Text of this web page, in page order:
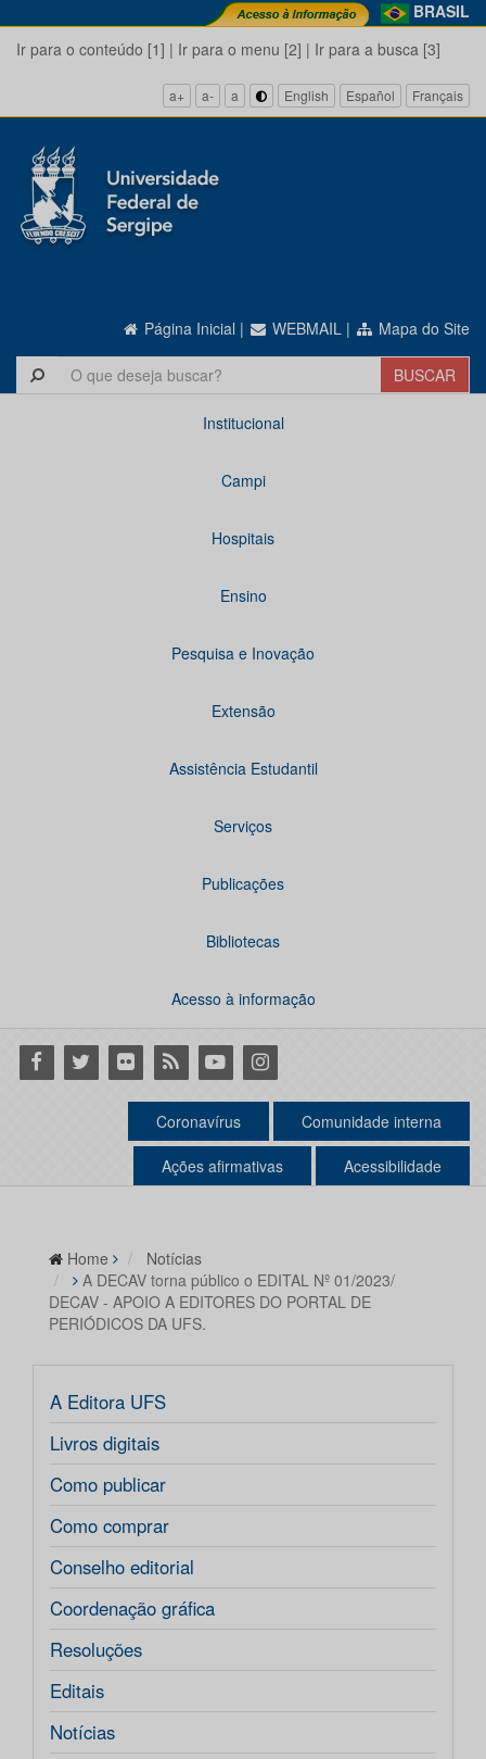
BRASIL
Ir para o conteúdo [1] | Ir para o menu [2] | Ir para a busca [3]
a+ a- a English Español Français
Página Inicial | WEBMAIL | Mapa do Site
Institucional
Campi
Hospitais
Ensino
Pesquisa e Inovação
Extensão
Assistência Estudantil
Serviços
Publicações
Bibliotecas
Acesso à informação
Facebook
Twitter Flickr RSS YoutubeInstagram
Coronavírus Comunidade interna
Ações afirmativas Acessibilidade
Home
Notícias
A DECAV torna público o EDITAL Nº 01/2023/
DECAV - APOIO A EDITORES DO PORTAL DE
PERIÓDICOS DA UFS.
A Editora UFS
Livros digitais
Como publicar
Como comprar
Conselho editorial
Coordenação gráfica
Resoluções
Editais
Notícias